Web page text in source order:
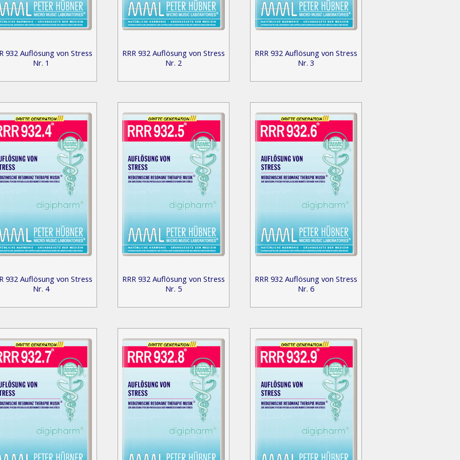
932 Auflösung von Stress
Nr. 1
RRR 932 Auflösung von Stress
Nr. 2
RRR 932 Auflösung von Stress
Nr. 3
932 Auflösung von Stress
Nr. 4
RRR 932 Auflösung von Stress
Nr. 5
RRR 932 Auflösung von Stress
Nr. 6